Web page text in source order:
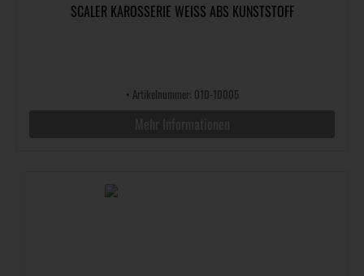
SCALER KAROSSERIE WEISS ABS KUNSTSTOFF
• Artikelnummer: 010-10005